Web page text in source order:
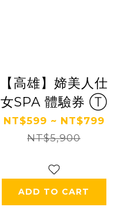
【高雄】媂美人仕
女SPA 體驗券 Ⓣ
NT$599 ~ NT$799
NT$5,900
ADD TO CART